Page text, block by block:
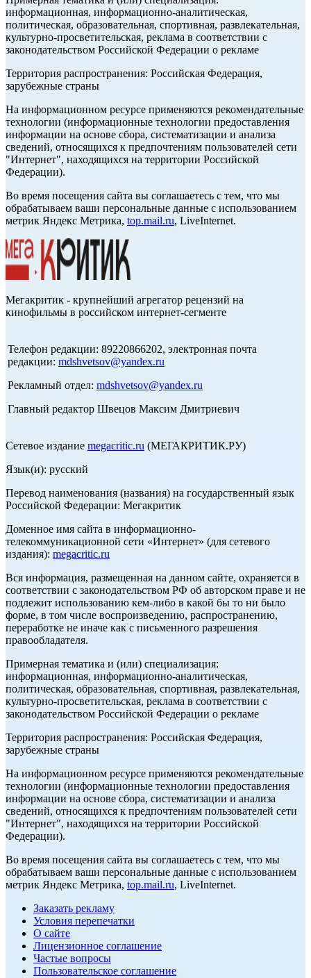
информационная, информационно-аналитическая,
политическая, образовательная, спортивная, развлекательная,
культурно-просветительская, реклама в соответствии с
законодательством Российской Федерации о рекламе
Территория распространения: Российская Федерация,
зарубежные страны
На информационном ресурсе применяются рекомендательные
технологии (информационные технологии предоставления
информации на основе сбора, систематизации и анализа
сведений, относящихся к предпочтениям пользователей сети
"Интернет", находящихся на территории Российской
Федерации).
Во время посещения сайта вы соглашаетесь с тем, что мы
обрабатываем ваши персональные данные с использованием
метрик Яндекс Метрика, top.mail.ru, LiveInternet.
Мегакритик - крупнейший агрегатор рецензий на
кинофильмы в российском интернет-сегменте
Телефон редакции: 89220866202, электронная почта
редакции: mdshvetsov@yandex.ru
Рекламный отдел: mdshvetsov@yandex.ru
Главный редактор Швецов Максим Дмитриевич
Сетевое издание megacritic.ru (МЕГАКРИТИК.РУ)
Язык(и): русский
Перевод наименования (названия) на государственный язык
Российской Федерации: Мегакритик
Доменное имя сайта в информационно-
телекоммуникационной сети «Интернет» (для сетевого
издания): megacritic.ru
Вся информация, размещенная на данном сайте, охраняется в
соответствии с законодательством РФ об авторском праве и не
подлежит использованию кем-либо в какой бы то ни было
форме, в том числе воспроизведению, распространению,
переработке не иначе как с письменного разрешения
правообладателя.
Примерная тематика и (или) специализация:
информационная, информационно-аналитическая,
политическая, образовательная, спортивная, развлекательная,
культурно-просветительская, реклама в соответствии с
законодательством Российской Федерации о рекламе
Территория распространения: Российская Федерация,
зарубежные страны
На информационном ресурсе применяются рекомендательные
технологии (информационные технологии предоставления
информации на основе сбора, систематизации и анализа
сведений, относящихся к предпочтениям пользователей сети
"Интернет", находящихся на территории Российской
Федерации).
Во время посещения сайта вы соглашаетесь с тем, что мы
обрабатываем ваши персональные данные с использованием
метрик Яндекс Метрика, top.mail.ru, LiveInternet.
Заказать рекламу
Условия перепечатки
О сайте
Лицензионное соглашение
Частые вопросы
Пользовательское соглашение